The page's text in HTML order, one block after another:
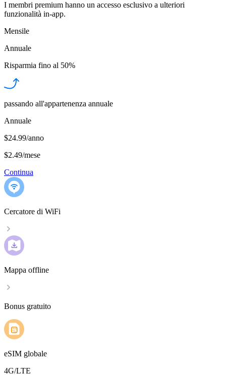
I membri premium hanno un accesso esclusivo a ulteriori
funzionalità in-app.
Mensile
Annuale
Risparmia fino al 50%
passando all'appartenenza annuale
Annuale
$24.99/anno
$2.49/mese
Continua
Cercatore di WiFi
Mappa offline
Bonus gratuito
eSIM globale
4G/LTE